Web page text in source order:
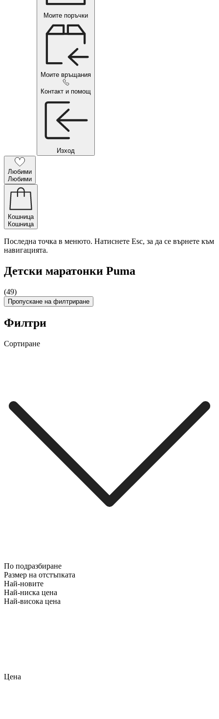
Моите поръчки
Моите връщания
Контакт и помощ
Изход
Любими
Любими
Кошница
Кошница
Последна точка в менюто. Натиснете Esc, за да се върнете към
навигацията.
Детски маратонки Puma
(49)
Пропускане на филтриране
Филтри
Сортиране
По подразбиране
Размер на отстъпката
Най-новите
Най-ниска цена
Най-висока цена
Цена